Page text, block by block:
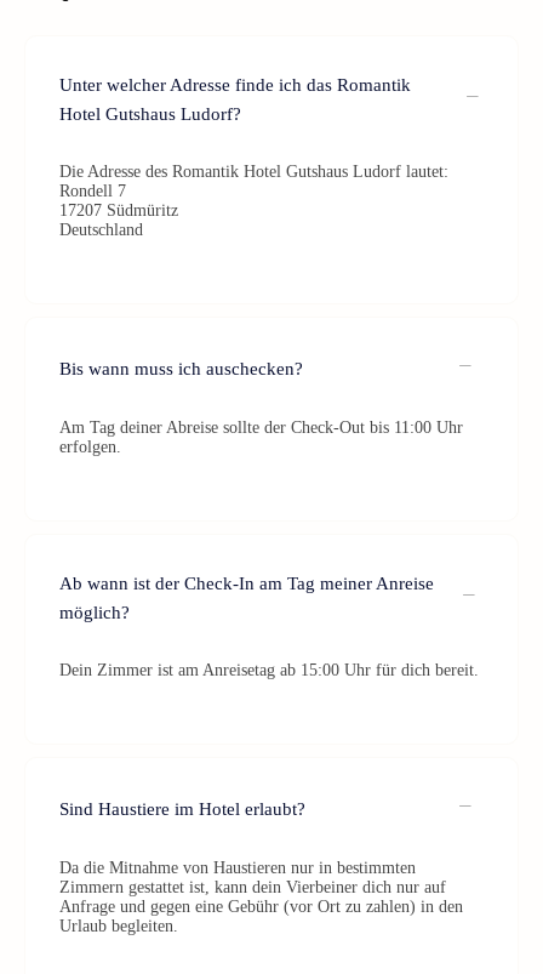
Unter welcher Adresse finde ich das Romantik
Hotel Gutshaus Ludorf?
Die Adresse des Romantik Hotel Gutshaus Ludorf lautet:
Rondell 7
17207 Südmüritz
Deutschland
Bis wann muss ich auschecken?
Am Tag deiner Abreise sollte der Check-Out bis 11:00 Uhr
erfolgen.
Ab wann ist der Check-In am Tag meiner Anreise
möglich?
Dein Zimmer ist am Anreisetag ab 15:00 Uhr für dich bereit.
Sind Haustiere im Hotel erlaubt?
Da die Mitnahme von Haustieren nur in bestimmten
Zimmern gestattet ist, kann dein Vierbeiner dich nur auf
Anfrage und gegen eine Gebühr (vor Ort zu zahlen) in den
Urlaub begleiten.